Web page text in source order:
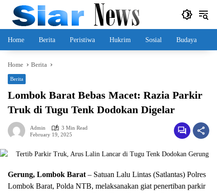
content
Home Berita Peristiwa Hukrim Sosial Budaya
Home Berita
Berita
Lombok Barat Bebas Macet: Razia Parkir
Truk di Tugu Tenk Dodokan Digelar
Admin
3 Min Read
February 19, 2025
Gerung, Lombok Barat – Satuan Lalu Lintas (Satlantas) Polres
Lombok Barat, Polda NTB, melaksanakan giat penertiban parkir